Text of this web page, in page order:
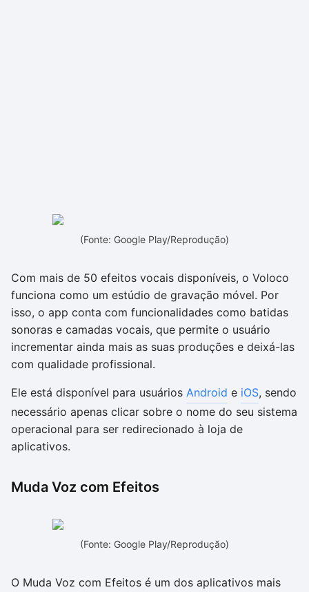
(Fonte: Google Play/Reprodução)
Com mais de 50 efeitos vocais disponíveis, o Voloco
funciona como um estúdio de gravação móvel. Por
isso, o app conta com funcionalidades como batidas
sonoras e camadas vocais, que permite o usuário
incrementar ainda mais as suas produções e deixá-las
com qualidade profissional.
Ele está disponível para usuários Android e iOS, sendo
necessário apenas clicar sobre o nome do seu sistema
operacional para ser redirecionado à loja de
aplicativos.
Muda Voz com Efeitos
(Fonte: Google Play/Reprodução)
O Muda Voz com Efeitos é um dos aplicativos mais